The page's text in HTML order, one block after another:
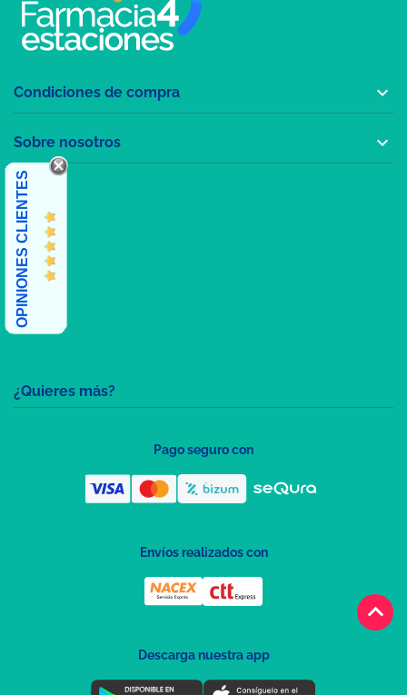
keyboard_arrow_up
¿Quieres más?
Condiciones de compra 
Sobre nosotros 
OPINIONES CLIENTES
Pago seguro con
Envíos realizados con
Descarga nuestra app